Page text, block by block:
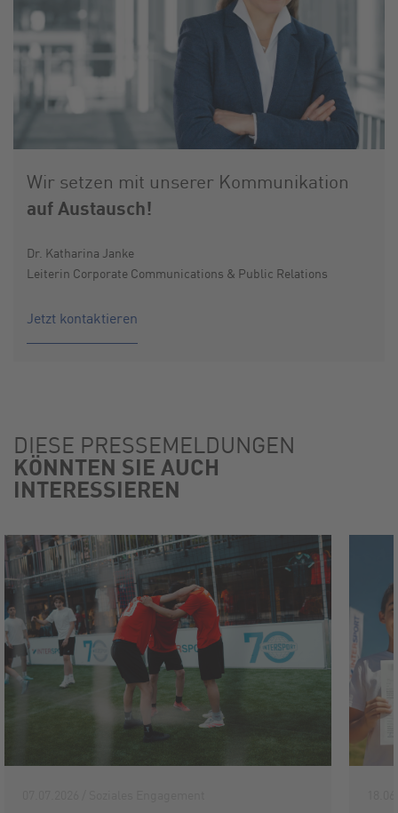
Wir setzen mit unserer Kommunikation
auf Austausch!
Dr. Katharina Janke
Leiterin Corporate Communications & Public Relations
Jetzt kontaktieren
DIESE PRESSEMELDUNGEN
KÖNNTEN SIE AUCH
INTERESSIEREN